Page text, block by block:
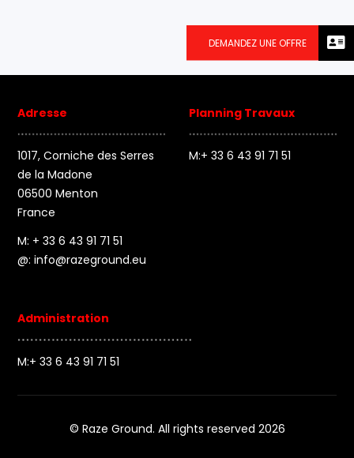
Adresse
1017, Corniche des Serres
de la Madone
06500 Menton
France
M: + 33 6 43 91 71 51
@:info@razeground.eu
Planning Travaux
M:+ 33 6 43 91 71 51
Administration
M:+ 33 6 43 91 71 51
© Raze Ground. All rights reserved 2026